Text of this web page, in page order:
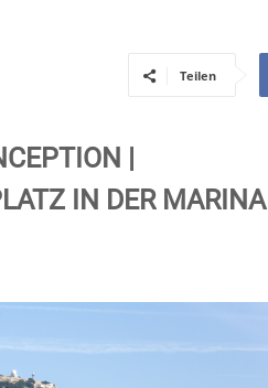
Teilen
|
IN DER MARINA